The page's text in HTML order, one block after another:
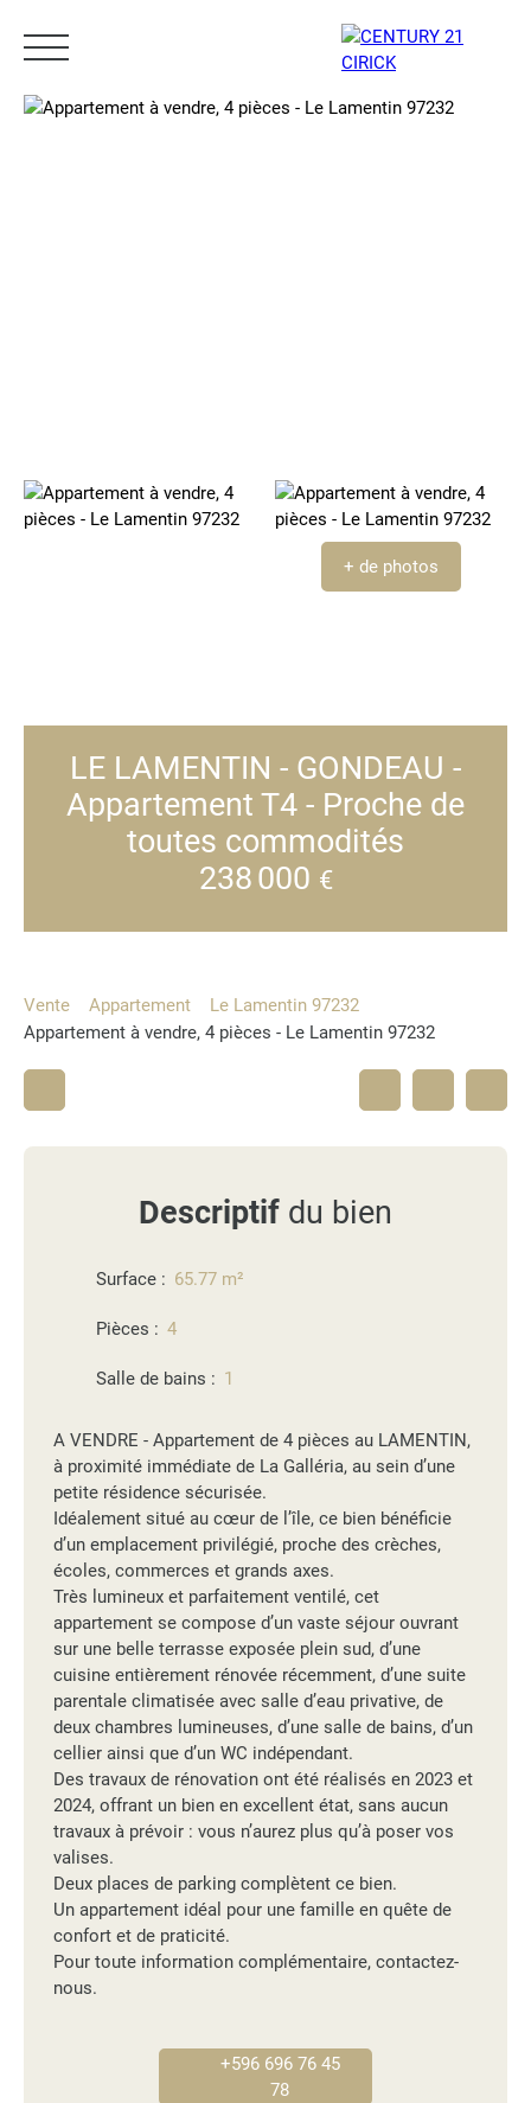
+ de photos
LE LAMENTIN - GONDEAU -
Appartement T4 - Proche de
toutes commodités
238 000 €
Vente Appartement
Le Lamentin 97232
Appartement à vendre, 4 pièces - Le Lamentin 97232
Descriptif du bien
Surface : 65.77 m²
Pièces : 4
Salle de bains : 1
A VENDRE - Appartement de 4 pièces au LAMENTIN,
à proximité immédiate de La Galléria, au sein d’une
petite résidence sécurisée.
Idéalement situé au cœur de l’île, ce bien bénéficie
d’un emplacement privilégié, proche des crèches,
écoles, commerces et grands axes.
Très lumineux et parfaitement ventilé, cet
appartement se compose d’un vaste séjour ouvrant
sur une belle terrasse exposée plein sud, d’une
cuisine entièrement rénovée récemment, d’une suite
parentale climatisée avec salle d’eau privative, de
deux chambres lumineuses, d’une salle de bains, d’un
cellier ainsi que d’un WC indépendant.
Des travaux de rénovation ont été réalisés en 2023 et
2024, offrant un bien en excellent état, sans aucun
travaux à prévoir : vous n’aurez plus qu’à poser vos
valises.
Deux places de parking complètent ce bien.
Un appartement idéal pour une famille en quête de
confort et de praticité.
Pour toute information complémentaire, contactez-
nous.
+596 696 76 45
78